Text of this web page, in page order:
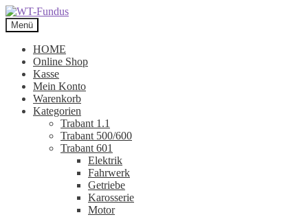
Zur
Navigation
springen
Zum
Inhalt
springen
Menü
HOME
Online Shop
Kasse
Mein Konto
Warenkorb
Kategorien
Trabant 1.1
Trabant 500/600
Trabant 601
Elektrik
Fahrwerk
Getriebe
Karosserie
Motor